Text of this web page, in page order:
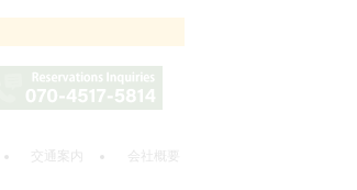
交通案内 会社概要